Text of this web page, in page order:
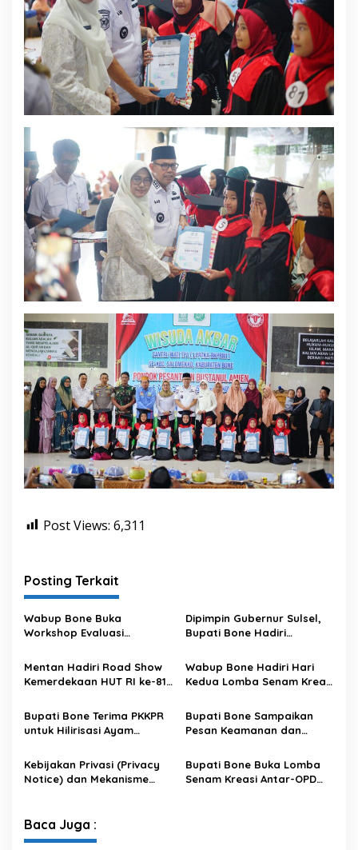
Post Views: 6,311
Posting Terkait
Wabup Bone Buka
Workshop Evaluasi
Pembangunan Desa
Dipimpin Gubernur Sulsel,
Bupati Bone Hadiri
Ponre
Mentan Hadiri Road Show
Kemerdekaan HUT RI ke-81
Kabupaten Bone, Dihadiri
Puluhan Ribu Masyarakat
Wabup Bone Hadiri Hari
Kedua Lomba Senam Kreasi
Bupati Bone Terima PKKPR
untuk Hilirisasi Ayam
Bupati Bone Sampaikan
Pesan Keamanan dan
Kebijakan Privasi (Privacy
Notice) dan Mekanisme
Satu Data
Bupati Bone Buka Lomba
Senam Kreasi Antar-OPD
Baca Juga :